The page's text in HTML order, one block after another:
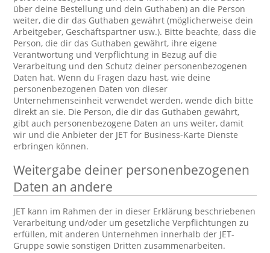
über deine Bestellung und dein Guthaben) an die Person
weiter, die dir das Guthaben gewährt (möglicherweise dein
Arbeitgeber, Geschäftspartner usw.). Bitte beachte, dass die
Person, die dir das Guthaben gewährt, ihre eigene
Verantwortung und Verpflichtung in Bezug auf die
Verarbeitung und den Schutz deiner personenbezogenen
Daten hat. Wenn du Fragen dazu hast, wie deine
personenbezogenen Daten von dieser
Unternehmenseinheit verwendet werden, wende dich bitte
direkt an sie. Die Person, die dir das Guthaben gewährt,
gibt auch personenbezogene Daten an uns weiter, damit
wir und die Anbieter der JET for Business-Karte Dienste
erbringen können.
Weitergabe deiner personenbezogenen
Daten an andere
JET kann im Rahmen der in dieser Erklärung beschriebenen
Verarbeitung und/oder um gesetzliche Verpflichtungen zu
erfüllen, mit anderen Unternehmen innerhalb der JET-
Gruppe sowie sonstigen Dritten zusammenarbeiten.